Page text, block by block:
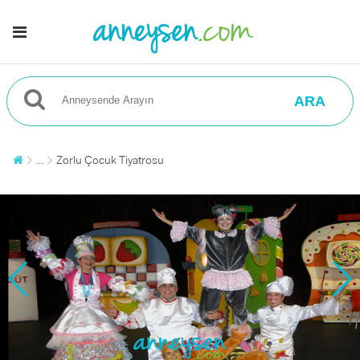
ARA
... Zorlu Çocuk Tiyatrosu